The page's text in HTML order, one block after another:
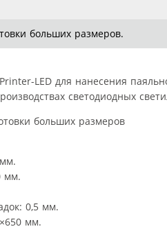
больших размеров.
LED для нанесения
светодиодных
мм.
0,5 мм.
мм.